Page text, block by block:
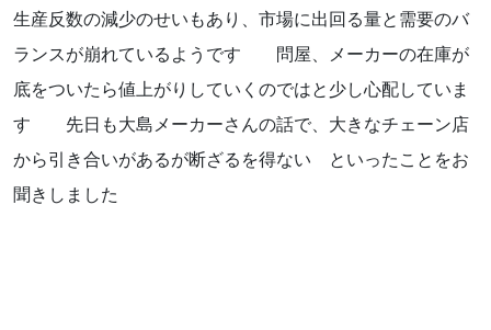
生産反数の減少のせいもあり、市場に出回る量と需要のバ
ランスが崩れているようです 問屋、メーカーの在庫が
底をついたら値上がりしていくのではと少し心配していま
す 先日も大島メーカーさんの話で、大きなチェーン店
から引き合いがあるが断ざるを得ない といったことをお
聞きしました